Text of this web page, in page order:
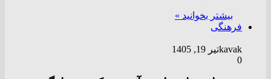
بیشتر بخوانید »
فرهنگی
kavakتیر 19, 1405
0